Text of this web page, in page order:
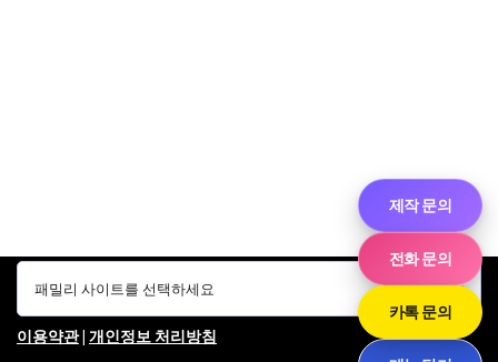
이용약관| 개인정보 처리방침
제작 문의
전화 문의
카톡 문의